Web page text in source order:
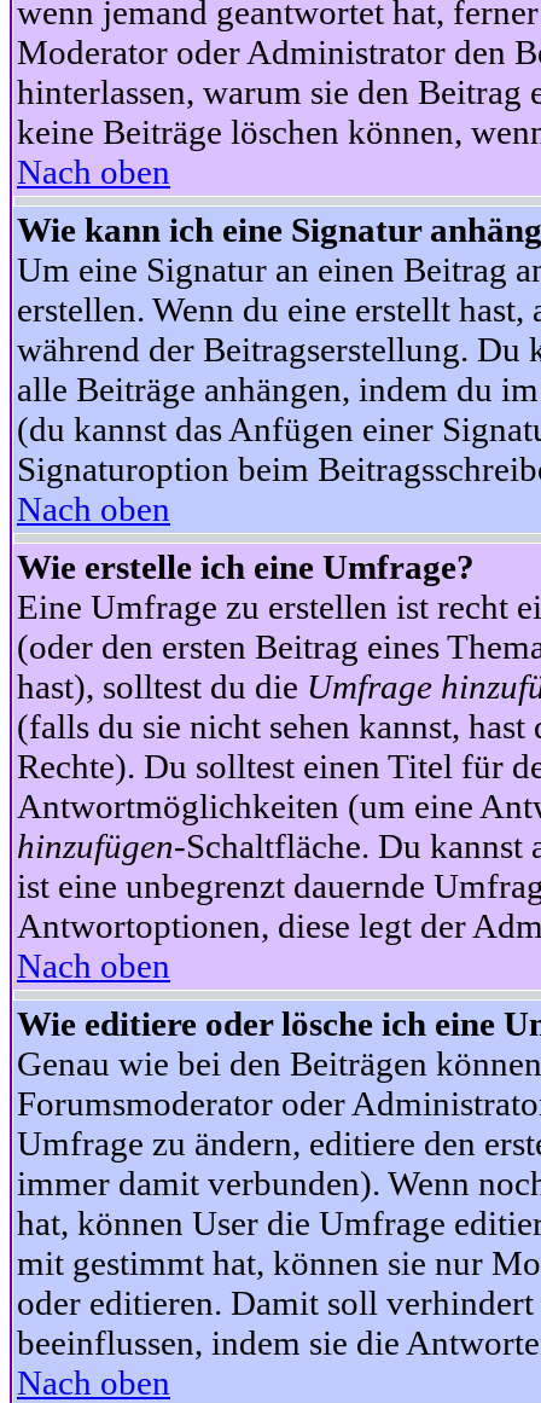
wenn jemand geantwortet hat,
Moderator oder Administrator den
hinterlassen, warum sie den Beitrag
keine Beiträge löschen können,
Nach oben
Wie kann ich eine Signatur
Um eine Signatur an einen Beitrag
erstellen. Wenn du eine erstellt
während der Beitragserstellung. Du
alle Beiträge anhängen, indem du
(du kannst das Anfügen einer
Signaturoption beim
Nach oben
Wie erstelle ich eine Umfrage?
Eine Umfrage zu erstellen ist recht
(oder den ersten Beitrag eines
hast), solltest du die Umfrage
(falls du sie nicht sehen kannst,
Rechte). Du solltest einen Titel für
Antwortmöglichkeiten (um eine
hinzufügen-Schaltfläche. Du
ist eine unbegrenzt dauernde
Antwortoptionen, diese legt der
Nach oben
Wie editiere oder lösche ich eine
Genau wie bei den Beiträgen
Forumsmoderator oder
Umfrage zu ändern, editiere den
immer damit verbunden). Wenn
hat, können User die Umfrage
mit gestimmt hat, können sie nur
oder editieren. Damit soll
beeinflussen, indem sie die
Nach oben